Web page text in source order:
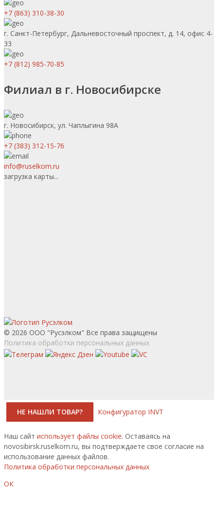
+7 (863) 310-38-30
г. Санкт-Петербург, Дальневосточный проспект, д. 14, офис 4-
33
+7 (812) 985-70-85
Филиал в г. Новосибирске
г. Новосибирск, ул. Чаплыгина 98А
+7 (383) 312-15-76
info@ruselkom.ru
загрузка карты...
© 2026 ООО "Русэлком" Все права защищены
Политика обработки персональных данных
НЕ НАШЛИ ТОВАР? Конфигуратор INVT
Наш сайт использует файлы cookie. Оставаясь на
novosibirsk.ruselkom.ru, вы подтверждаете свое согласие на
использование данных файлов.
Политика обработки персональных данных
ОК